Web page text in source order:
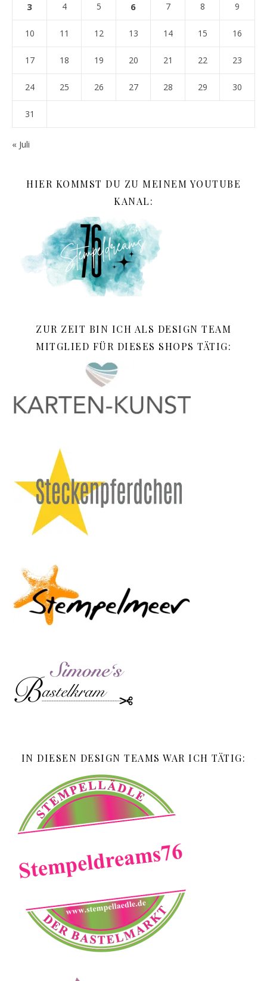
3 4 5 6 7 8 9
10 11 12 13 14 15 16
17 18 19 20 21 22 23
24 25 26 27 28 29 30
31
« Juli
HIER KOMMST DU ZU MEINEM YOUTUBE
KANAL:
ZUR ZEIT BIN ICH ALS DESIGN TEAM
MITGLIED FÜR DIESES SHOPS TÄTIG:
IN DIESEN DESIGN TEAMS WAR ICH TÄTIG: